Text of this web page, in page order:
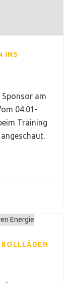
INS
Sponsor am
04.01-
Training